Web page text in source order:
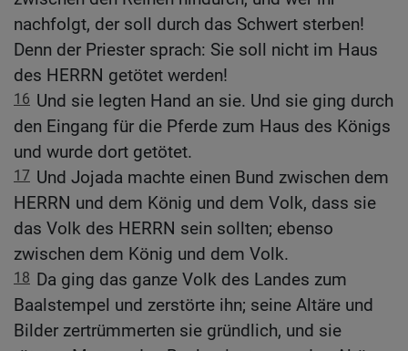
nachfolgt, der soll durch das Schwert sterben!
Denn der Priester sprach: Sie soll nicht im Haus
des HERRN getötet werden!
16 Und sie legten Hand an sie. Und sie ging durch
den Eingang für die Pferde zum Haus des Königs
und wurde dort getötet.
17 Und Jojada machte einen Bund zwischen dem
HERRN und dem König und dem Volk, dass sie
das Volk des HERRN sein sollten; ebenso
zwischen dem König und dem Volk.
18 Da ging das ganze Volk des Landes zum
Baalstempel und zerstörte ihn; seine Altäre und
Bilder zertrümmerten sie gründlich, und sie